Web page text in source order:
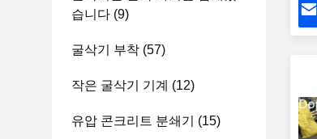
습니다 (9)
굴삭기 부착 (57)
작은 굴삭기 기계 (12)
유압 콘크리트 분쇄기 (15)